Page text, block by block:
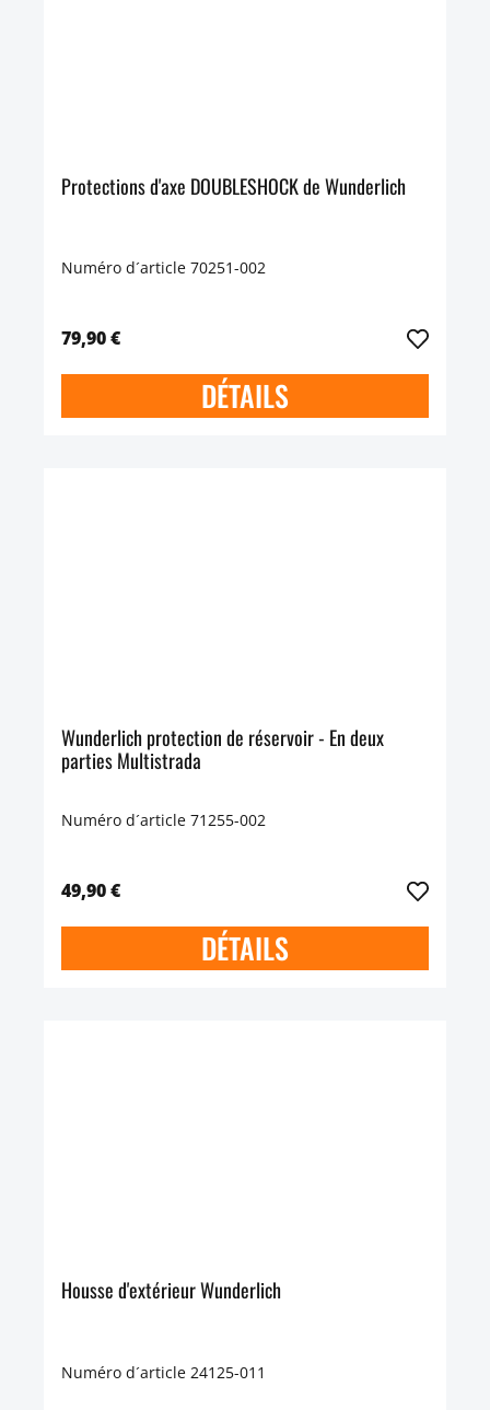
Protections d'axe DOUBLESHOCK de Wunderlich
Numéro d´article 70251-002
79,90 €
DÉTAILS
Wunderlich protection de réservoir - En deux
parties Multistrada
Numéro d´article 71255-002
49,90 €
DÉTAILS
Housse d'extérieur Wunderlich
Numéro d´article 24125-011